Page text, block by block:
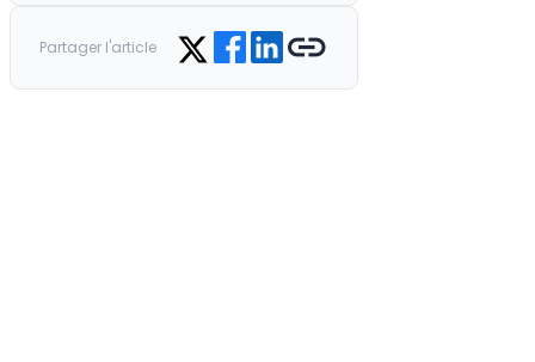
Partager l'article Share on Twitter
Share on Facebook
Share on LinkedIn
Copy link